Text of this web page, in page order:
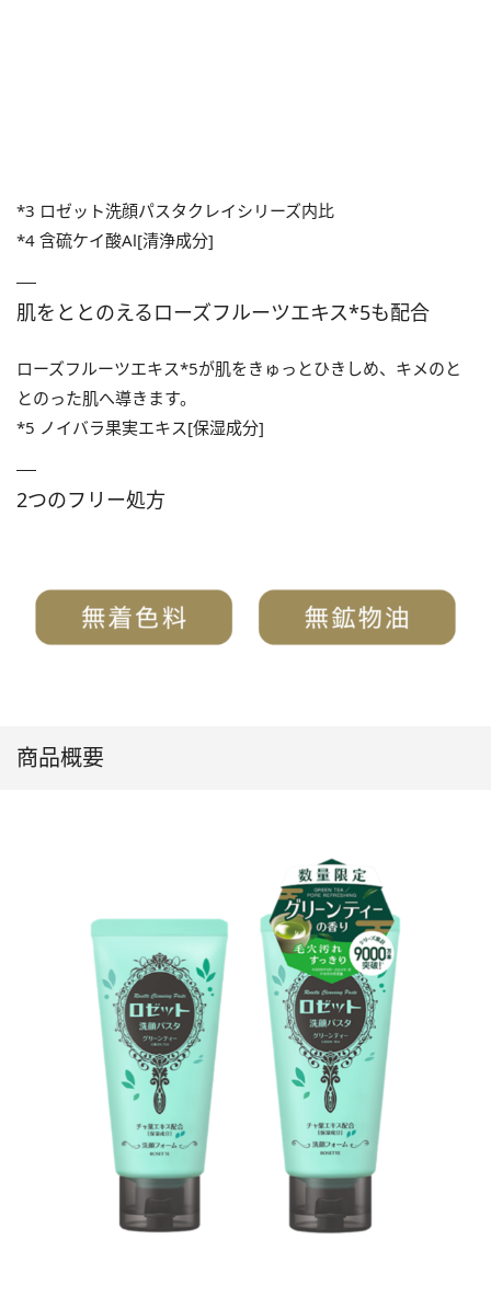
*3 ロゼット洗顔パスタクレイシリーズ内比
*4 含硫ケイ酸Al[清浄成分]
肌をととのえるローズフルーツエキス*5も配合
ローズフルーツエキス*5が肌をきゅっとひきしめ、キメのと
とのった肌へ導きます。
*5 ノイバラ果実エキス[保湿成分]
2つのフリー処方
商品概要